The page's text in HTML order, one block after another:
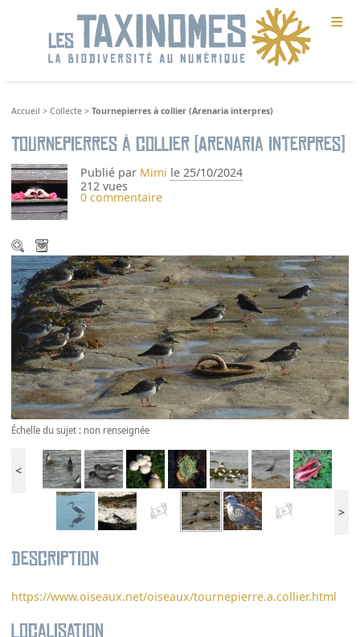
≡
Accueil >Collecte >Tournepierres à collier (Arenaria interpres)
Tournepierres à collier (Arenaria interpres)
Publié par Mimi le 25/10/2024
212 vues
0 commentaire
Échelle du sujet : non renseignée
<
>
Description
https://www.oiseaux.net/oiseaux/tournepierre.a.collier.html
Localisation